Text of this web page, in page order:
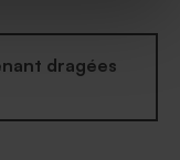
dragées